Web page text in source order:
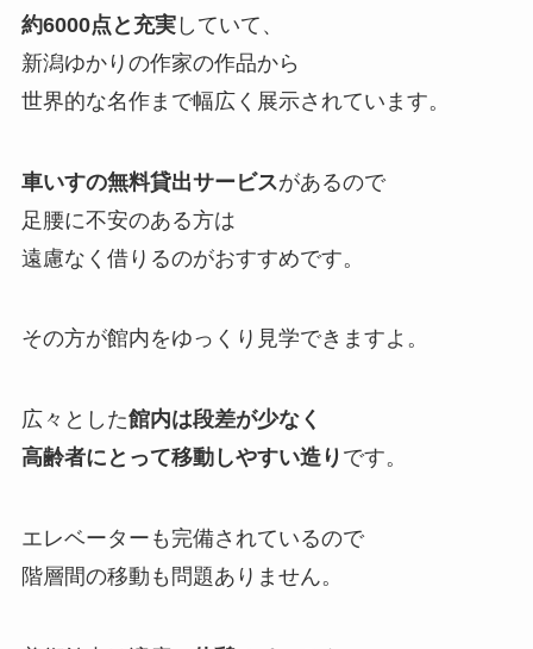
約6000点と充実していて、
新潟ゆかりの作家の作品から
世界的な名作まで幅広く展示されています。
車いすの無料貸出サービスがあるので
足腰に不安のある方は
遠慮なく借りるのがおすすめです。
その方が館内をゆっくり見学できますよ。
広々とした館内は段差が少なく
高齢者にとって移動しやすい造り です。
エレベーターも完備されているので
階層間の移動も問題ありません。